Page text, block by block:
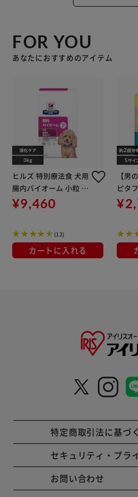
FOR YOU
あなたにおすすめのアイテム
ヒルズ 特別療法食 犬用
腸内バイオーム 小粒 繊
維/消化ケア 3kg
¥9,460
(12)
カートに入れる
【男
ピタ
特定商取引法に基づ
セキュリティ・プラ
お問い合わせ